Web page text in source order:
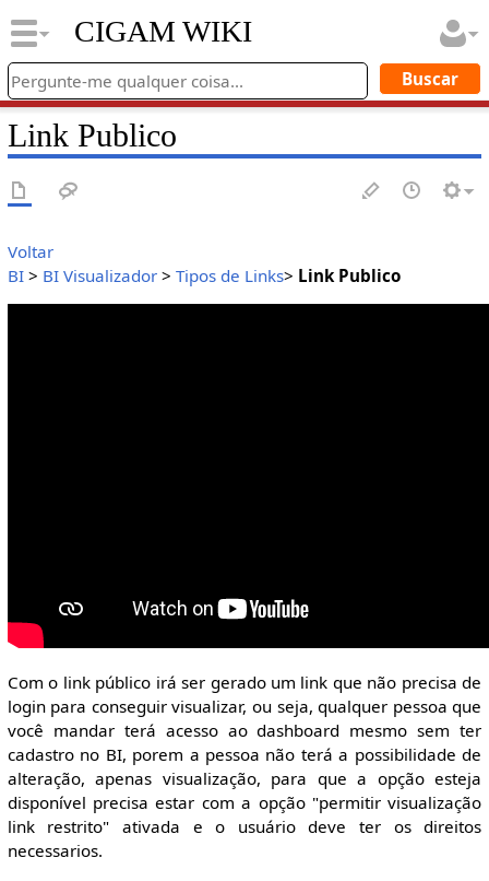
CIGAM WIKI
Link Publico
Voltar
BI> BI Visualizador> Tipos de Links> Link Publico
Com o link público irá ser gerado um link que não precisa de
login para conseguir visualizar, ou seja, qualquer pessoa que
você mandar terá acesso ao dashboard mesmo sem ter
cadastro no BI, porem a pessoa não terá a possibilidade de
alteração, apenas visualização, para que a opção esteja
disponível precisa estar com a opção "permitir visualização
link restrito" ativada e o usuário deve ter os direitos
necessarios.